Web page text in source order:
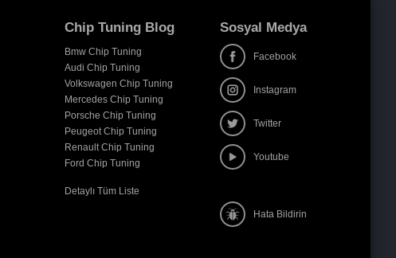
Chip Tuning Blog
Bmw Chip Tuning
Audi Chip Tuning
Volkswagen Chip Tuning
Mercedes Chip Tuning
Porsche Chip Tuning
Peugeot Chip Tuning
Renault Chip Tuning
Ford Chip Tuning
Detaylı Tüm Liste
Sosyal Medya
Facebook
Instagram
Twitter
Youtube
Hata Bildirin